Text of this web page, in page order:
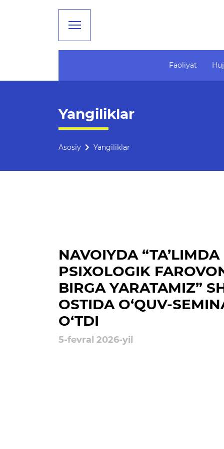
Rahbariyat
Boshqarma tuzilmasi
Missiya, maqsad va vazifalar
Rekvizitlar
Tahliliy ma'lumotlar
Kelajak markazi
Hisobotlar
Faoliyat
Yangiliklar
Asosiy Yangiliklar
NAVOIYDA “TA’LIMDA
PSIXOLOGIK
BIRGA YARATAMIZ”
OSTIDA O‘QUV-
O‘TDI
5-fevral 2026-yil